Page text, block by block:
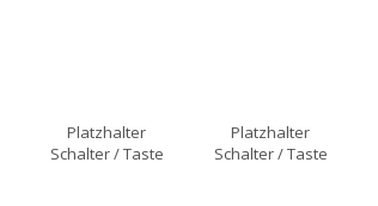
Platzhalter
Schalter / Taste
Platzhalter
Schalter / Taste